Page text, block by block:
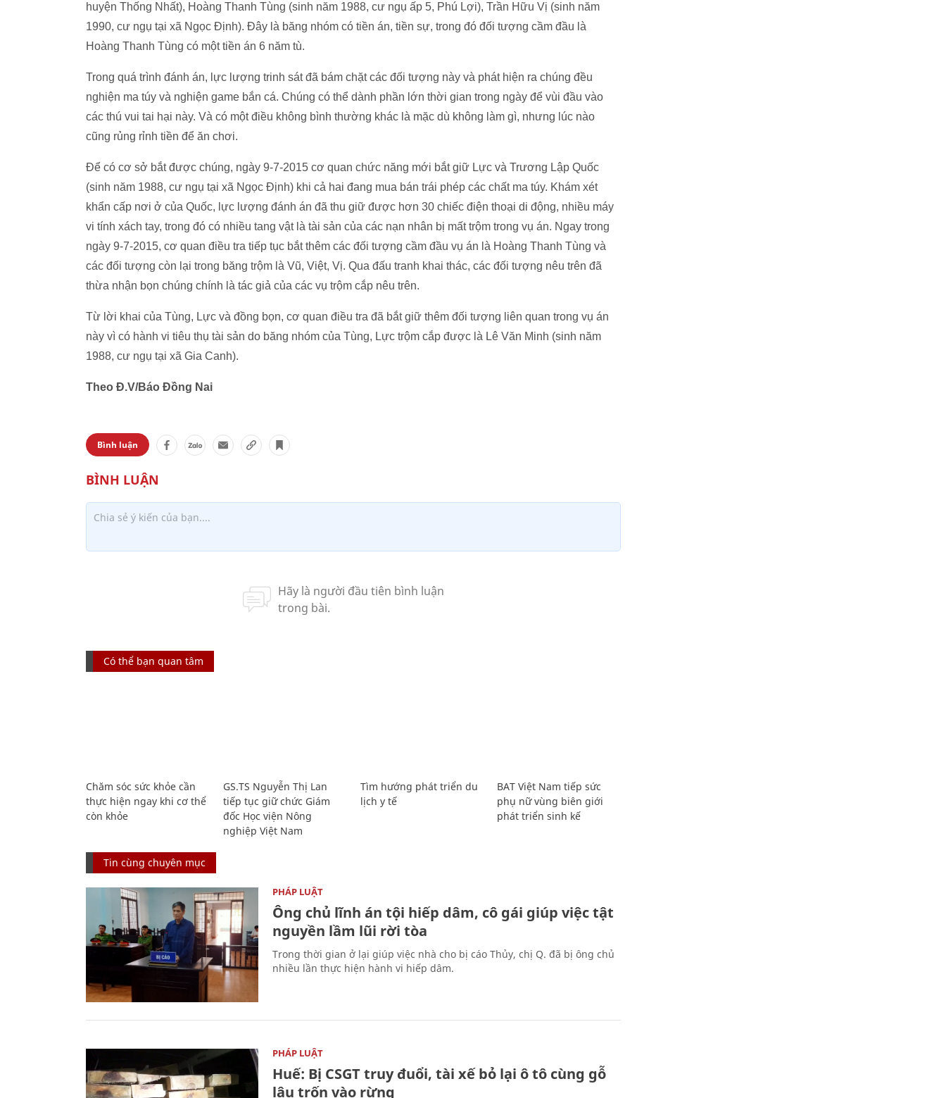
huyện Thống Nhất), Hoàng Thanh Tùng (sinh năm 1988, cư ngụ ấp 5, Phú Lợi), Trần Hữu Vị (sinh năm
1990, cư ngụ tại xã Ngọc Định). Đây là băng nhóm có tiền án, tiền sự, trong đó đối tượng cầm đầu là
Hoàng Thanh Tùng có một tiền án 6 năm tù.
Trong quá trình đánh án, lực lượng trinh sát đã bám chặt các đối tượng này và phát hiện ra chúng đều
nghiện ma túy và nghiện game bắn cá. Chúng có thể dành phần lớn thời gian trong ngày để vùi đầu vào
các thú vui tai hại này. Và có một điều không bình thường khác là mặc dù không làm gì, nhưng lúc nào
cũng rủng rỉnh tiền để ăn chơi.
Để có cơ sở bắt được chúng, ngày 9-7-2015 cơ quan chức năng mới bắt giữ Lực và Trương Lập Quốc
(sinh năm 1988, cư ngụ tại xã Ngọc Định) khi cả hai đang mua bán trái phép các chất ma túy. Khám xét
khẩn cấp nơi ở của Quốc, lực lượng đánh án đã thu giữ được hơn 30 chiếc điện thoại di động, nhiều máy
vi tính xách tay, trong đó có nhiều tang vật là tài sản của các nạn nhân bị mất trộm trong vụ án. Ngay trong
ngày 9-7-2015, cơ quan điều tra tiếp tục bắt thêm các đối tượng cầm đầu vụ án là Hoàng Thanh Tùng và
các đối tượng còn lại trong băng trộm là Vũ, Việt, Vị. Qua đấu tranh khai thác, các đối tượng nêu trên đã
thừa nhận bọn chúng chính là tác giả của các vụ trộm cắp nêu trên.
Từ lời khai của Tùng, Lực và đồng bọn, cơ quan điều tra đã bắt giữ thêm đối tượng liên quan trong vụ án
này vì có hành vi tiêu thụ tài sản do băng nhóm của Tùng, Lực trộm cắp được là Lê Văn Minh (sinh năm
1988, cư ngụ tại xã Gia Canh).
Theo Đ.V/Báo Đồng Nai
Bình luận
Có thể bạn quan tâm
Chăm sóc sức khỏe cần
thực hiện ngay khi cơ thể
còn khỏe
GS.TS Nguyễn Thị Lan
tiếp tục giữ chức Giám
đốc Học viện Nông
nghiệp Việt Nam
Tìm hướng phát triển du
lịch y tế
BAT Việt Nam tiếp sức
phụ nữ vùng biên giới
phát triển sinh kế
Tin cùng chuyên mục
PHÁP LUẬT
Ông chủ lĩnh án tội hiếp dâm, cô gái giúp việc tật
nguyền lầm lũi rời tòa
Trong thời gian ở lại giúp việc nhà cho bị cáo Thủy, chị Q. đã bị ông chủ
nhiều lần thực hiện hành vi hiếp dâm.
PHÁP LUẬT
Huế: Bị CSGT truy đuổi, tài xế bỏ lại ô tô cùng gỗ
lậu trốn vào rừng